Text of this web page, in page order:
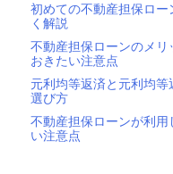
初めての不動産担保ロ
く解説
不動産担保ローンのメ
おきたい注意点
元利均等返済と元利均
選び方
不動産担保ローンが利
い注意点